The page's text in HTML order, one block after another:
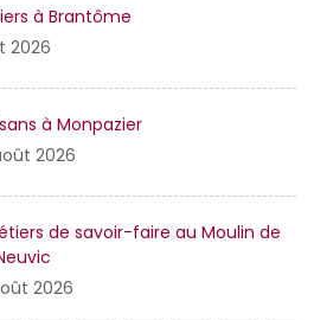
à Brantôme
2026
à Monpazier
2026
de savoir-faire au Moulin de
2026